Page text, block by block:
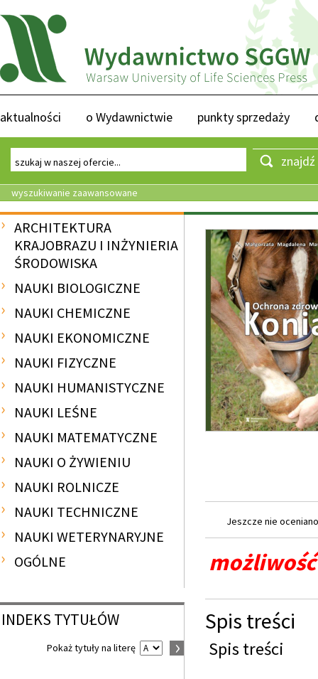
aktualności o Wydawnictwie punkty sprzedaży
znajdź
wyszukiwanie zaawansowane
ARCHITEKTURA
KRAJOBRAZU I INŻYNIERIA
ŚRODOWISKA
NAUKI BIOLOGICZNE
NAUKI CHEMICZNE
NAUKI EKONOMICZNE
NAUKI FIZYCZNE
NAUKI HUMANISTYCZNE
NAUKI LEŚNE
NAUKI MATEMATYCZNE
NAUKI O ŻYWIENIU
NAUKI ROLNICZE
NAUKI TECHNICZNE
NAUKI WETERYNARYJNE
OGÓLNE
INDEKS TYTUŁÓW
Pokaż tytuły na literę
Jeszcze nie
Spis treści
Spis treści